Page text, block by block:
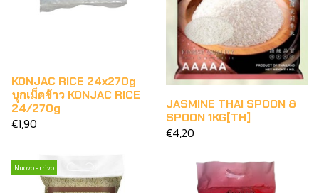
KONJAC RICE 24x270g
บุกเม็ดข้าว KONJAC RICE
24/270g
€1,90
JASMINE THAI SPOON &
SPOON 1KG[TH]
€4,20
Nuovo arrivo